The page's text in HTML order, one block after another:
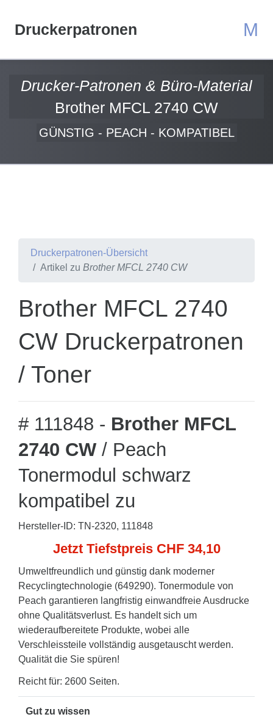
Druckerpatronen M
Drucker-Patronen & Büro-Material
Brother MFCL 2740 CW
GÜNSTIG - PEACH - KOMPATIBEL
Druckerpatronen-Übersicht
Artikel zu Brother MFCL 2740 CW
Brother MFCL 2740
CW Druckerpatronen
/ Toner
# 111848 - Brother MFCL
2740 CW / Peach
Tonermodul schwarz
kompatibel zu
Hersteller-ID: TN-2320, 111848
Jetzt Tiefstpreis CHF 34,10
Umweltfreundlich und günstig dank moderner
Recyclingtechnologie (649290). Tonermodule von
Peach garantieren langfristig einwandfreie Ausdrucke
ohne Qualitätsverlust. Es handelt sich um
wiederaufbereitete Produkte, wobei alle
Verschleissteile vollständig ausgetauscht werden.
Qualität die Sie spüren!
Reicht für: 2600 Seiten.
Gut zu wissen